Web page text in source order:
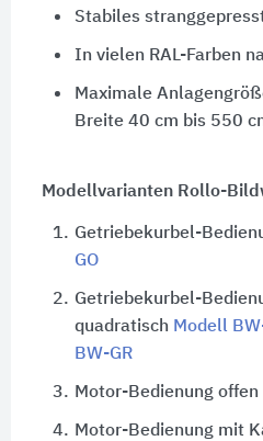
Stabiles
In vielen RAL-Farben
Maximale
Breite 40 cm bis 550
Modellvarianten Rollo-
1. Getriebekurbel-
GO
2. Getriebekurbel-
quadratisch Modell
BW-GR
3. Motor-Bedienung offen
4. Motor-Bedienung mit